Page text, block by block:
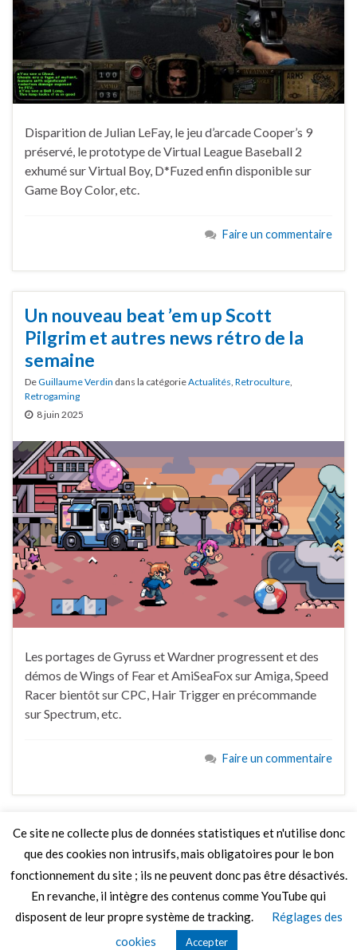
Disparition de Julian LeFay, le jeu d’arcade Cooper’s 9
préservé, le prototype de Virtual League Baseball 2
exhumé sur Virtual Boy, D*Fuzed enfin disponible sur
Game Boy Color, etc.
Faire un commentaire
Un nouveau beat ’em up Scott
Pilgrim et autres news rétro de la
semaine
DeGuillaume Verdin dans la catégorieActualités Retroculture
Retrogaming
8 juin 2025
Les portages de Gyruss et Wardner progressent et des
démos de Wings of Fear et AmiSeaFox sur Amiga, Speed
Racer bientôt sur CPC, Hair Trigger en précommande
sur Spectrum, etc.
Faire un commentaire
LIRE PLUS
Ce site ne collecte plus de données statistiques et n'utilise donc
que des cookies non intrusifs, mais obligatoires pour le bon
fonctionnement du site ; ils ne peuvent donc pas être désactivés.
En revanche, il intègre des contenus comme YouTube qui
disposent de leur propre système de tracking.
Réglages des
cookies
Accepter